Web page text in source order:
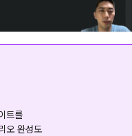
트를
오 완성도